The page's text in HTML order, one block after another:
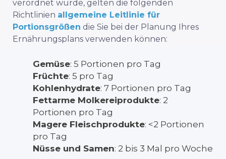
verordnet wurde, gelten die folgenden
Richtlinien allgemeine Leitlinie für
Portionsgrößen die Sie bei der Planung Ihres
Ernährungsplans verwenden können:
Gemüse: 5 Portionen pro Tag
Früchte: 5 pro Tag
Kohlenhydrate: 7 Portionen pro Tag
Fettarme Molkereiprodukte: 2
Portionen pro Tag
Magere Fleischprodukte: <2 Portionen
pro Tag
Nüsse und Samen: 2 bis 3 Mal pro Woche